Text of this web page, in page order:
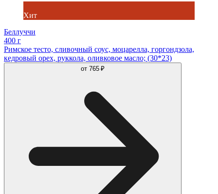
Хит
Беллуччи
400 г
Римское тесто, сливочный соус, моцарелла, горгондзола,
кедровый орех, руккола, оливковое масло; (30*23)
от 765 ₽